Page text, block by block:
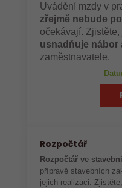
Uvádění mzdy v
zřejmě nebude
očekávají. Zjistěte,
usnadňuje nábor
zaměstnavatele.
Rozpočtář
Rozpočtář ve
přípravě stavebních
jejich realizaci.